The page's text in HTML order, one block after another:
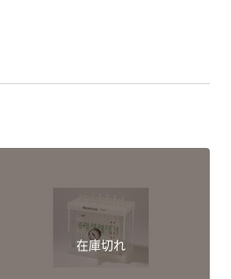
在庫切れ